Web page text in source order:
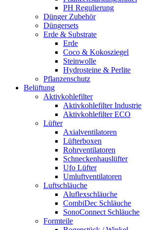
PH Regulierung
Dünger Zubehör
Düngersets
Erde & Substrate
Erde
Coco & Kokosziegel
Steinwolle
Hydrosteine & Perlite
Pflanzenschutz
Belüftung
Aktivkohlefilter
Aktivkohlefilter Industrie
Aktivkohlefilter ECO
Lüfter
Axialventilatoren
Lüfterboxen
Rohrventilatoren
Schneckenhauslüfter
Ufo Lüfter
Umluftventilatoren
Luftschläuche
Aluflexschläuche
CombiDec Schläuche
SonoConnect Schläuche
Formteile